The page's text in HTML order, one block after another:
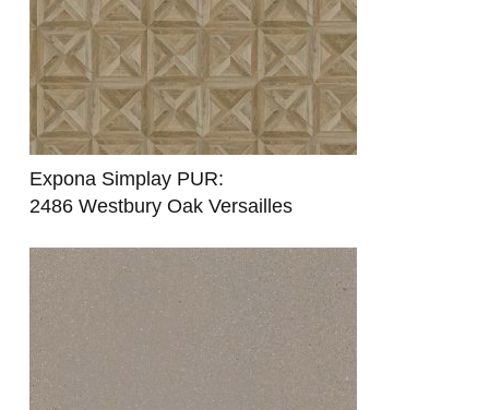
Expona Simplay PUR:
2486 Westbury Oak Versailles